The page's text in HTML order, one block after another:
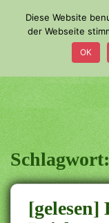
o
m
a
i
n
c
o
n
t
[gelesen]
Diese Website
der Webseite
OK